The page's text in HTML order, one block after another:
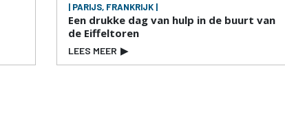
| PARIJS, FRANKRIJK |
Een drukke dag van hulp in de buurt van
de Eiffeltoren
LEES MEER ▶